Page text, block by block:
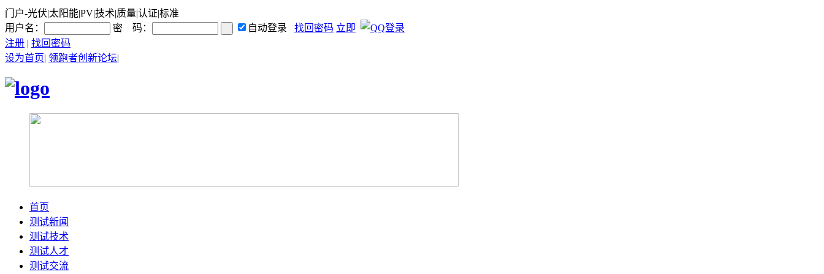
门户-光伏|太阳能|PV|技术|质量|认证|标准
用户名：
密 码： 自动登录 找回密码 立即
注册 | 找回密码
设为首页| 领跑者创新论坛|
首页
测试新闻
测试技术
测试人才
测试交流